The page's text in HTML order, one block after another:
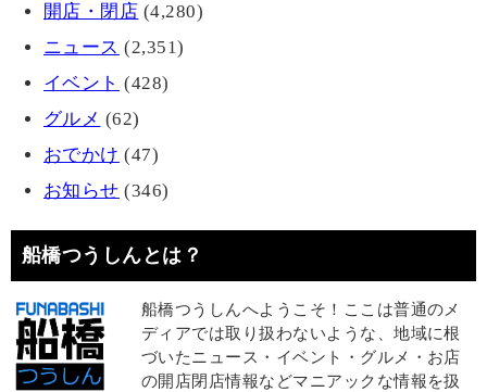
開店・閉店 (4,280)
ニュース (2,351)
イベント (428)
グルメ (62)
おでかけ (47)
お知らせ (346)
船橋つうしんとは？
船橋つうしんへようこそ！ここは普通のメ
ディアでは取り扱わないような、地域に根
づいたニュース・イベント・グルメ・お店
の開店閉店情報などマニアックな情報を扱